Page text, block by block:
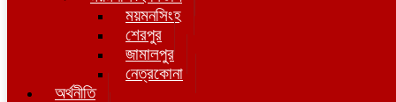
ময়মনসিংহ
শেরপুর
জামালপুর
নেত্রকোনা
অর্থনীতি